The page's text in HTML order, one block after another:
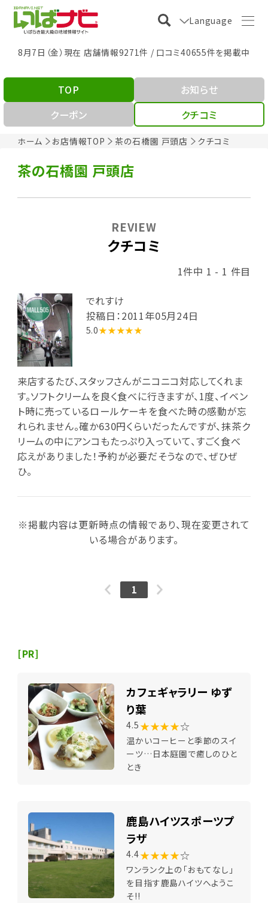
Language
8月7日（金）現在 店舗情報9271件 / 口コミ40655件を掲載中
ホーム お店情報TOP 茶の石橋園 戸頭店 クチコミ
TOP
お知らせ
クーポン
クチコミ
茶の石橋園 戸頭店
クチコミ
REVIEW
1件中 1 - 1 件目
でれすけ
投稿日：2011年05月24日
5.0★★★★★
来店するたび、スタッフさんがニコニコ対応してくれま
す。ソフトクリームを良く食べに行きますが、1度、イベン
ト時に売っているロールケーキを食べた時の感動が忘
れられません。確か630円くらいだったんですが、抹茶ク
リームの中にアンコもたっぷり入っていて、すごく食べ
応えがありました！予約が必要だそうなので、ぜひぜ
ひ。
※掲載内容は更新時点の情報であり、現在変更されて
いる場合があります。
1
[PR]
カフェギャラリー ゆず
り葉
4.5 ★★★★☆
温かいコーヒーと季節のスイ
ーツ…日本庭園で癒しのひと
とき
鹿島ハイツスポーツプ
ラザ
4.4★★★★☆
ワンランク上の「おもてなし」
を目指す鹿島ハイツへようこ
そ!!